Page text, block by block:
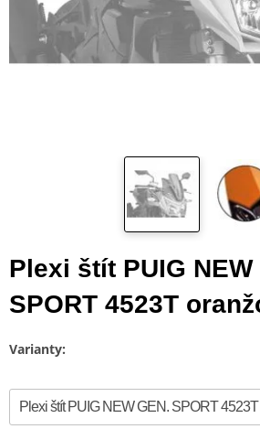
Plexi štít PUIG NEW
SPORT 4523T
Varianty: